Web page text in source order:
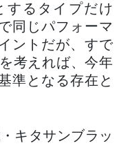
するタイプだけ
同じパフォーマ
ントだが、すで
考えれば、今年
準となる存在と
・キタサンブラッ